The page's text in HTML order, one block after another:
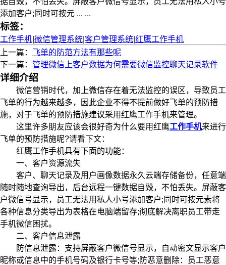
添加客户;同时可按元 ... ...
标签：
工作手机 微信管理系统 客户管理系统 红鹰工作手机
上一篇： 飞单的防范方法有那些呢
下一篇： 管理微信上客户数据为何需要微信监控聊天记录软件
详细介绍
微信营销时代，加上微信存在着无法监控的误区，导致员工
飞单的行为越来越多，因此企业不得不提前做好飞单的预防措
施，对于飞单的预防措施建议采用红鹰工作手机来管理。
这里许多朋友应该会很好奇为什么要用红鹰工作手机来进行
飞单的预防措施呢?请看下文：
红鹰工作手机具有下面的功能：
一、客户资源流失
客户、聊天记录及用户画像数据永久云端存储备份，任意端
随时随地查询导出，后台远程一键数据自毁，不怕丢失。屏蔽客
户微信号显示，员工无法用私人小号添加客户;同时可按元素将
各种信息分类导出为表格在电脑端留存;彻底解决离职员工带走
手机微信困扰。
二、客户信息泄露
防信息泄露：支持屏蔽客户微信号显示，自动密文显示客户
昵称或信息中的手机号码及银行卡号等;防恶意删除：员工恶意